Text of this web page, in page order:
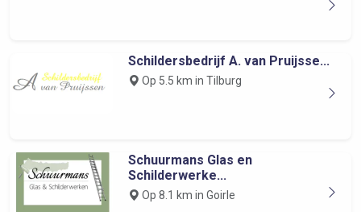
Schildersbedrijf A. van Pruijsse...
Op 5.5 km in Tilburg
Schuurmans Glas en
Schilderwerke...
Op 8.1 km in Goirle